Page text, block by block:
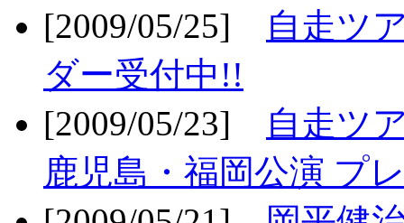
[2009/05/25]
自走ツ
ダー受付中!!
[2009/05/23]
自走ツ
鹿児島・福岡公演 プ